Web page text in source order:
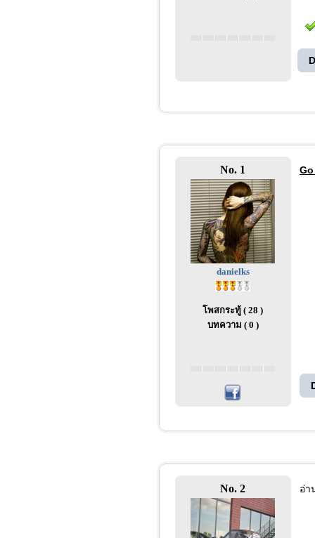
No. 1
danielks
โพสกระทู้ ( 28 )
บทความ ( 0 )
No. 2 อ่า